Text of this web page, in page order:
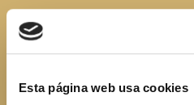
Esta página web usa cookies